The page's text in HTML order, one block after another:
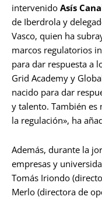
intervenido Asís
de Iberdrola y
Vasco, quien ha
marcos regulatorios
para dar respuesta a
Grid Academy y
nacido para dar
y talento. También es
la regulación», ha
Además, durante la
empresas y
Tomás Iriondo
Merlo (directora de